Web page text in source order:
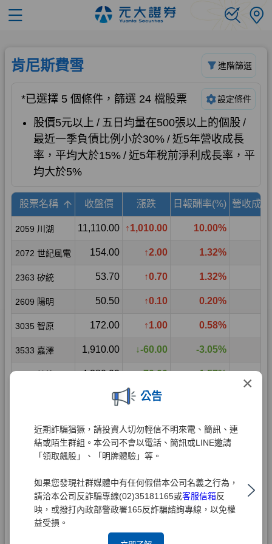
×
公告
近期詐騙猖獗，請投資人切勿輕信不明來電、簡訊、連
結或陌生群組。本公司不會以電話、簡訊或LINE邀請
「領取飆股」、「明牌體驗」等。
如果您發現社群媒體中有任何假借本公司名義之行為，
請洽本公司反詐騙專線(02)35181165或客服信箱反
映，或撥打內政部警政署165反詐騙諮詢專線，以免權
益受損。